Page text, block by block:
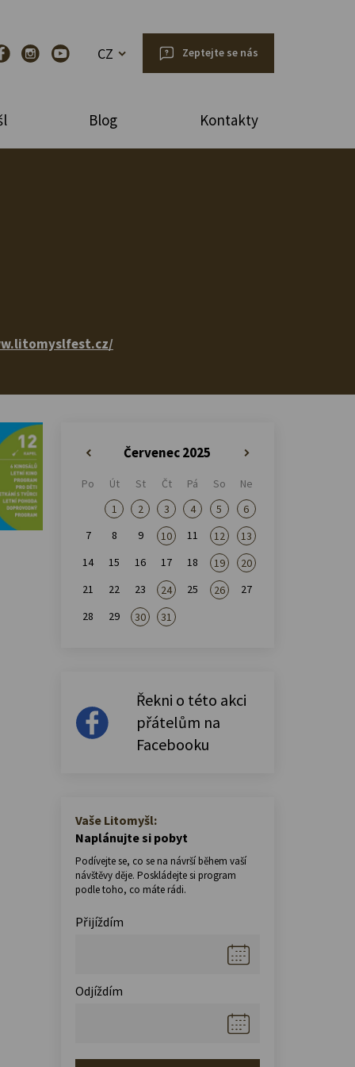
CZ Zeptejte se nás
Blog Kontakty
Červenec 2025
»
Po Út St Čt Pá So
Ne
1
2 3 4 5
6
7
8 9 10 11 12
13
14
15 16 17 18 19
20
21
22 23 24 25 26
27
28
29 30 31
Řekni o této akci
přátelům na
Facebooku
Vaše Litomyšl:
Naplánujte si pobyt
Podívejte se, co se na návrší během vaší
návštěvy děje. Poskládejte si program
podle toho, co máte rádi.
Přijíždím
Odjíždím